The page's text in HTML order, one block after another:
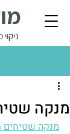
מנקה
מנקה שטיחים